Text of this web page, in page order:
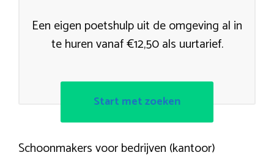
Een eigen poetshulp uit de omgeving al in
te huren vanaf €12,50 als uurtarief.
Start met zoeken
Schoonmakers voor bedrijven (kantoor)